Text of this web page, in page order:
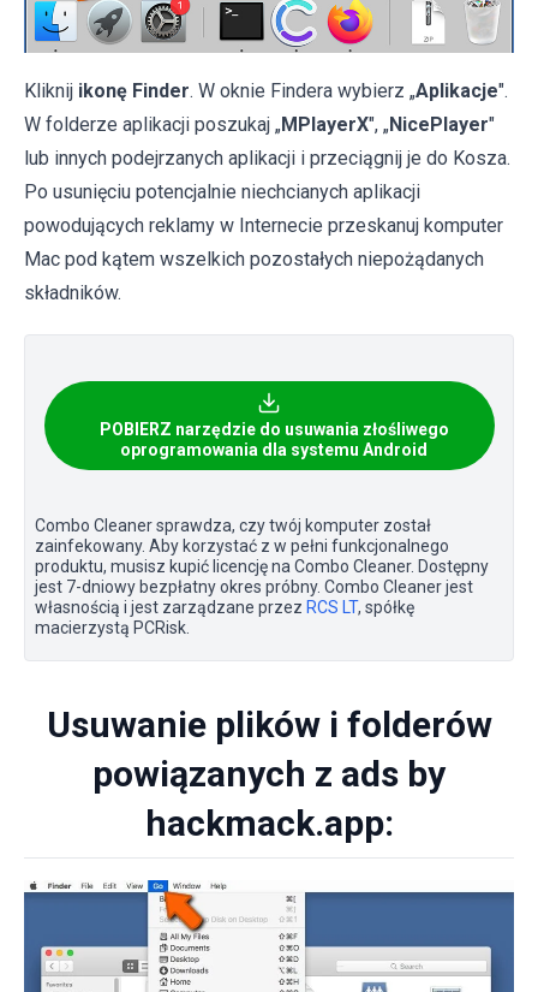
Kliknij ikonę Finder. W oknie Findera wybierz „Aplikacje".
W folderze aplikacji poszukaj „MPlayerX", „NicePlayer"
lub innych podejrzanych aplikacji i przeciągnij je do Kosza.
Po usunięciu potencjalnie niechcianych aplikacji
powodujących reklamy w Internecie przeskanuj komputer
Mac pod kątem wszelkich pozostałych niepożądanych
składników.
POBIERZ narzędzie do usuwania złośliwego
oprogramowania dla systemu Android
Combo Cleaner sprawdza, czy twój komputer został
zainfekowany. Aby korzystać z w pełni funkcjonalnego
produktu, musisz kupić licencję na Combo Cleaner. Dostępny
jest 7-dniowy bezpłatny okres próbny. Combo Cleaner jest
własnością i jest zarządzane przez RCS LT, spółkę
macierzystą PCRisk.
Usuwanie plików i folderów
powiązanych z ads by
hackmack.app: